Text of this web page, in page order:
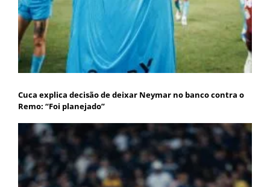
Cuca explica decisão de deixar Neymar no banco contra o
Remo: “Foi planejado”